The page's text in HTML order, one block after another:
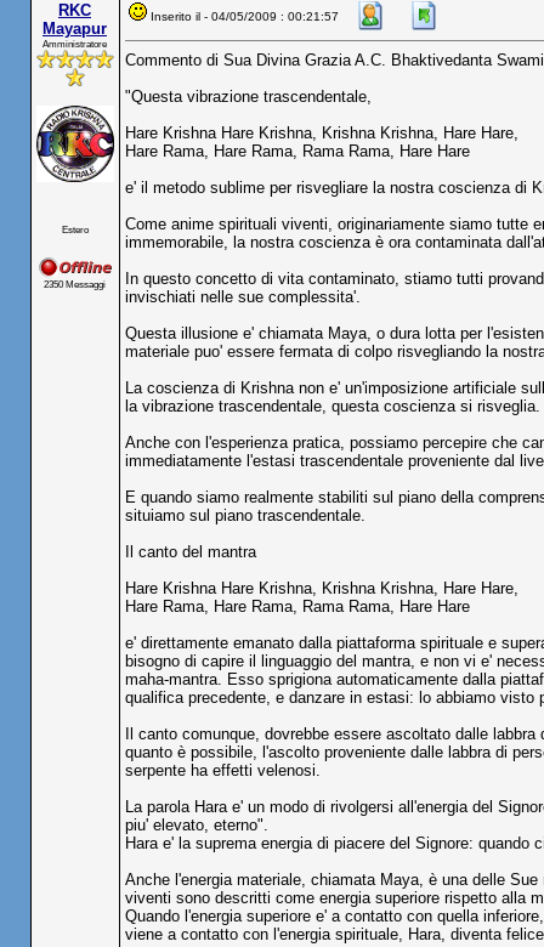
RKC
Mayapur
Amministratore
Estero
2350 Messaggi
Inserito il - 04/05/2009 : 00:21:57
Commento di Sua Divina Grazia A.C. Bhaktivedanta
"Questa vibrazione trascendentale,
Hare Krishna Hare Krishna, Krishna Krishna, Hare Hare,
Hare Rama, Hare Rama, Rama Rama, Hare Hare
e' il metodo sublime per risvegliare la nostra coscienza di
Come anime spirituali viventi, originariamente siamo tutte
immemorabile, la nostra coscienza è ora contaminata
In questo concetto di vita contaminato, stiamo tutti
invischiati nelle sue complessita'.
Questa illusione e' chiamata Maya, o dura lotta per
materiale puo' essere fermata di colpo risvegliando la
La coscienza di Krishna non e' un'imposizione artificiale
la vibrazione trascendentale, questa coscienza si
Anche con l'esperienza pratica, possiamo percepire che
immediatamente l'estasi trascendentale proveniente dal
E quando siamo realmente stabiliti sul piano della
situiamo sul piano trascendentale.
Il canto del mantra
Hare Krishna Hare Krishna, Krishna Krishna, Hare Hare,
Hare Rama, Hare Rama, Rama Rama, Hare Hare
e' direttamente emanato dalla piattaforma spirituale e
bisogno di capire il linguaggio del mantra, e non vi e'
maha-mantra. Esso sprigiona automaticamente dalla
qualifica precedente, e danzare in estasi: lo abbiamo visto
Il canto comunque, dovrebbe essere ascoltato dalle
quanto è possibile, l'ascolto proveniente dalle labbra di
serpente ha effetti velenosi.
La parola Hara e' un modo di rivolgersi all'energia del
piu' elevato, eterno".
Hara e' la suprema energia di piacere del Signore:
Anche l'energia materiale, chiamata Maya, è una delle
viventi sono descritti come energia superiore rispetto alla
Quando l'energia superiore e' a contatto con quella
viene a contatto con l'energia spirituale, Hara, diventa